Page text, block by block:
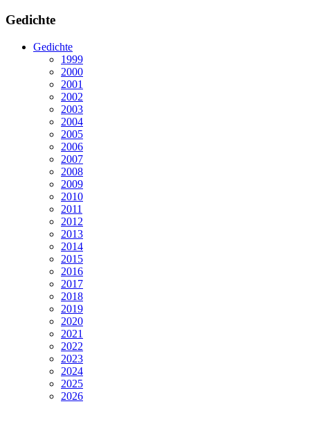
Gedichte
Gedichte
1999
2000
2001
2002
2003
2004
2005
2006
2007
2008
2009
2010
2011
2012
2013
2014
2015
2016
2017
2018
2019
2020
2021
2022
2023
2024
2025
2026